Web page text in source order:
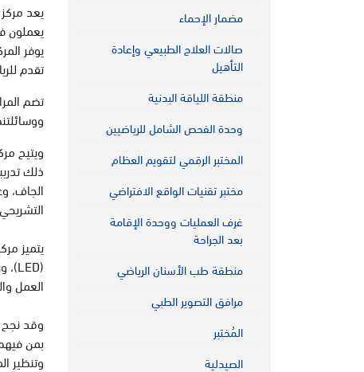
مضمار الإحماء
صالات العلاج الطبيعي وإعادة
التأهيل
منطقة اللياقة البدنية
وحدة الفحص الشامل للرياضيين
المختبر الرقمي لتقويم العظام
مختبر تقنيات الواقع الافتراضي
غرف العمليات ووحدة الإقامة
بعد الجراحة
منطقة طب الأسنان الرياضي
مرافق التصوير الطبي
المُختبر
الصيدلية
يعد
يعملون
يوفر
تقدم
ويتيح
ذلك
الجاف،
التشريحي.
يتميز
العمل
وقد
بمن
وتنظير